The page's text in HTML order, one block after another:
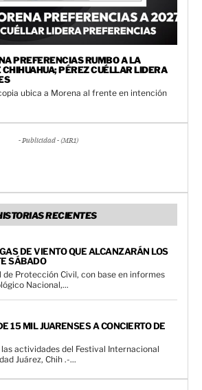
PREFERENCIAS RUMBO A LA
PÉREZ CUÉLLAR LIDERA
ubica a Morena al frente en intención
- Publicidad - (MR1)
RECIENTES
DE VIENTO QUE ALCANZARÁN LOS
SÁBADO
de Protección Civil, con base en informes
Nacional,...
15 MIL JUARENSES A CONCIERTO DE
actividades del Festival Internacional
Juárez, Chih .-...